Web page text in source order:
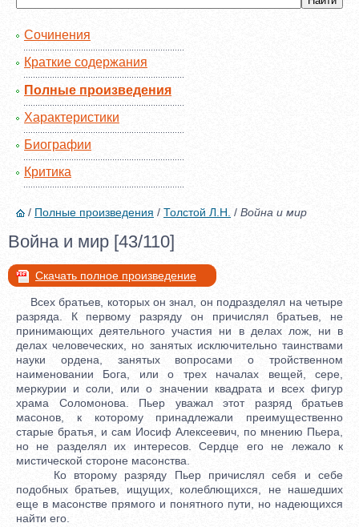
Сочинения
Краткие содержания
Полные произведения
Характеристики
Биографии
Критика
/ Полные произведения / Толстой Л.Н. / Война и мир
Война и мир [43/110]
Скачать полное произведение
Всех братьев, которых он знал, он подразделял на четыре
разряда. К первому разряду он причислял братьев, не
принимающих деятельного участия ни в делах лож, ни в
делах человеческих, но занятых исключительно таинствами
науки ордена, занятых вопросами о тройственном
наименовании Бога, или о трех началах вещей, сере,
меркурии и соли, или о значении квадрата и всех фигур
храма Соломонова. Пьер уважал этот разряд братьев
масонов, к которому принадлежали преимущественно
старые братья, и сам Иосиф Алексеевич, по мнению Пьера,
но не разделял их интересов. Сердце его не лежало к
мистической стороне масонства.
Ко второму разряду Пьер причислял себя и себе
подобных братьев, ищущих, колеблющихся, не нашедших
еще в масонстве прямого и понятного пути, но надеющихся
найти его.